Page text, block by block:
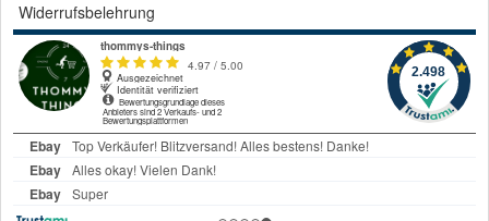
Widerrufsbelehrung